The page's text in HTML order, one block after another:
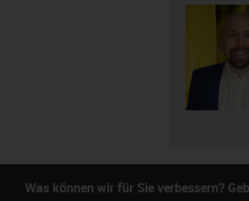
Was können wir für Sie verbessern?